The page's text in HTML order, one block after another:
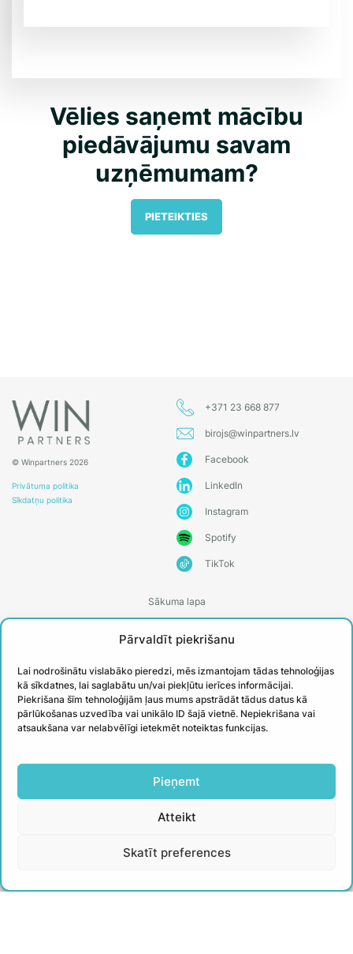
Pārvaldīt piekrišanu
Lai nodrošinātu vislabāko pieredzi, mēs izmantojam tādas tehnoloģijas
kā sīkdatnes, lai saglabātu un/vai piekļūtu ierīces informācijai.
Piekrišana šīm tehnoloģijām ļaus mums apstrādāt tādus datus kā
pārlūkošanas uzvedība vai unikālo ID šajā vietnē. Nepiekrišana vai
atsaukšana var nelabvēlīgi ietekmēt noteiktas funkcijas.
Pieņemt
Atteikt
Skatīt preferences
Vēlies saņemt mācību
piedāvājumu savam
uzņēmumam?
PIETEIKTIES
© Winpartners 2026
Privātuma politika
Sīkdatņu politika
+371 23 668 877
birojs@winpartners.lv
Facebook
LinkedIn
Instagram
Spotify
TikTok
Sākuma lapa
Kontakti
Biežāk uzdotie jautājumi
Īstenotie projekti
PIESAKIES
Uzzini aktuālāko un iegūsti noderīgus